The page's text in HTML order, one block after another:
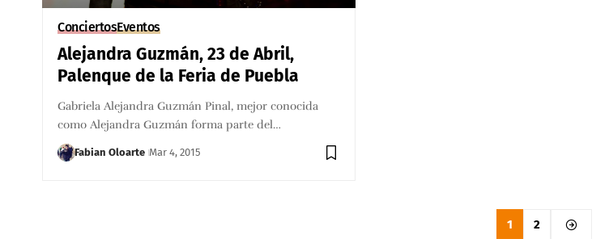
ConciertosEventos
Alejandra Guzmán, 23 de Abril,
Palenque de la Feria de Puebla
Gabriela Alejandra Guzmán Pinal, mejor conocida
como Alejandra Guzmán forma parte del…
Fabian Oloarte Mar 4, 2015
1 2